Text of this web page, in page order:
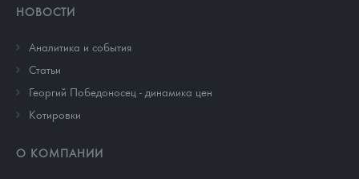
НОВОСТИ
Аналитика и события
Cтатьи
Георгий Победоносец - динамика цен
Котировки
О КОМПАНИИ